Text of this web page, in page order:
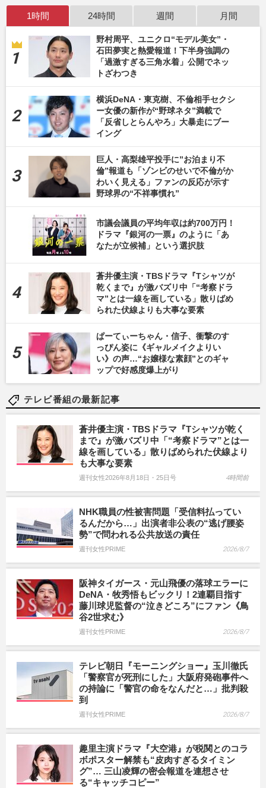
1時間 24時間 週間 月間
野村周平、ユニクロ“モデル美女”・
石田夢実と熱愛報道！下半身強調の
「過激すぎる三角水着」公開でネッ
トざわつき
横浜DeNA・東克樹、不倫相手セクシ
ー女優の新作が“野球ネタ”満載で
「反省しとらんやろ」大暴走にブー
イング
巨人・高梨雄平投手に”お泊まり不
倫”報道も「ゾンビのせいで不倫がか
わいく見える」ファンの反応が示す
野球界の“不祥事慣れ”
市議会議員の平均年収は約700万円！
ドラマ『銀河の一票』のように「あ
なたが立候補」という選択肢
蒼井優主演・TBSドラマ『Tシャツが
乾くまで』が激バズリ中「“考察ドラ
マ”とは一線を画している」散りばめ
られた伏線よりも大事な要素
ぱーてぃーちゃん・信子、衝撃のす
っぴん姿に《ギャルメイクよりい
い》の声…“お嬢様な素顔”とのギャ
ップで好感度爆上がり
テレビ番組の最新記事
蒼井優主演・TBSドラマ『Tシャツが乾く
まで』が激バズリ中「“考察ドラマ”とは一
線を画している」散りばめられた伏線より
も大事な要素
週刊女性2026年8月18日・25日号 4時間前
NHK職員の性被害問題「受信料払ってい
るんだから…」出演者非公表の“逃げ腰姿
勢”で問われる公共放送の責任
週刊女性PRIME 2026/8/7
阪神タイガース・元山飛優の落球エラーに
DeNA・牧秀悟もビックリ！2連覇目指す
藤川球児監督の“泣きどころ”にファン《鳥
谷2世求む》
週刊女性PRIME 2026/8/7
テレビ朝日『モーニングショー』玉川徹氏
「警察官が死刑にした」大阪府発砲事件へ
の持論に「警官の命をなんだと…」批判殺
到
週刊女性PRIME 2026/8/7
趣里主演ドラマ『大空港』が税関とのコラ
ボポスター解禁も“皮肉すぎるタイミン
グ”… 三山凌輝の密会報道を連想させ
る“キャッチコピー”